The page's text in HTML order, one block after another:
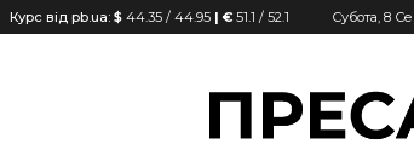
Курс від pb.ua: $ 44.35 / 44.95 | € 51.1 / 52.1 Субота, 8